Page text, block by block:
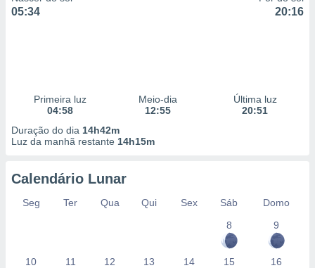
medir o
fontes,
e melhorar
dados
05:34 20:16
Primeira luz
04:58
Meio-dia
12:55
Última luz
20:51
Duração do dia 14h42m
Luz da manhã restante 14h15m
Calendário Lunar
Seg Ter Qua Qui Sex Sáb
Domo
8
9
10 11 12 13 14 15 16